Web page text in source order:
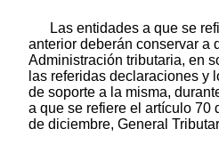
Las entidades a que se
anterior deberán conservar a
Administración tributaria, en
las referidas declaraciones y
de soporte a la misma,
a que se refiere el artículo 70
de diciembre, General